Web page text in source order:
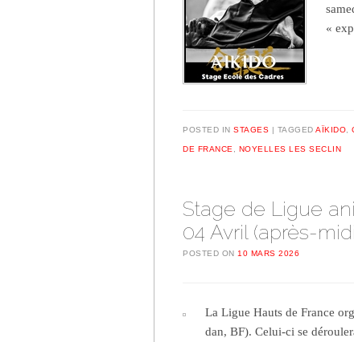
«
POSTED IN STAGES TAGGED AÏKIDO
DE FRANCE NOYELLES LES SECLIN
Stage de Ligue
04 Avril (après-
POSTED ON 10 MARS 2026
La Ligue Hauts de France
dan, BF). Celui-ci se